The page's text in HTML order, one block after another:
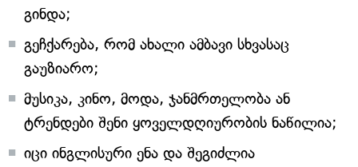
გინდა;
გეჩქარება, რომ ახალი ამბავი სხვასაც
გაუზიარო;
მუსიკა, კინო, მოდა, ჯანმრთელობა ან
ტრენდები შენი ყოველდღიურობის ნაწილია;
იცი ინგლისური ენა და შეგიძლია